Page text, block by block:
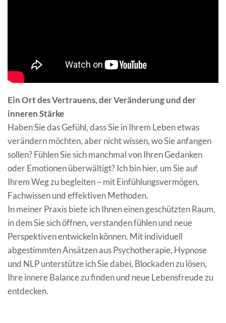
Ein Ort des Vertrauens, der Veränderung und der
inneren Stärke
Haben Sie das Gefühl, dass Sie in Ihrem Leben etwas
verändern möchten, aber nicht wissen, wo Sie anfangen
sollen? Fühlen Sie sich manchmal von Ihren Gedanken
oder Emotionen überwältigt? Ich bin hier, um Sie auf
Ihrem Weg zu begleiten – mit Einfühlungsvermögen,
Fachwissen und effektiven Methoden.
In meiner Praxis biete ich Ihnen einen geschützten Raum,
in dem Sie sich öffnen, verstanden fühlen und neue
Perspektiven entwickeln können. Mit individuell
abgestimmten Ansätzen aus Psychotherapie, Hypnose
und NLP unterstütze ich Sie dabei, Blockaden zu lösen,
Ihre innere Balance zu finden und neue Lebensfreude zu
entdecken.